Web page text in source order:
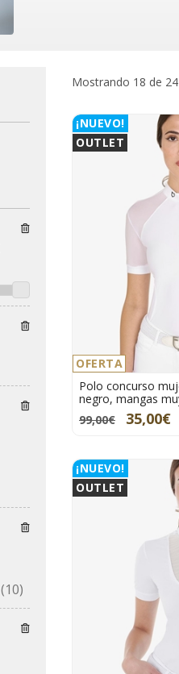
Mostrando 18 de
OFERTA
¡NUEVO!
OUTLET
Polo concurso
negro, mangas
99,00€
35,00€
¡NUEVO!
OUTLET
(10)